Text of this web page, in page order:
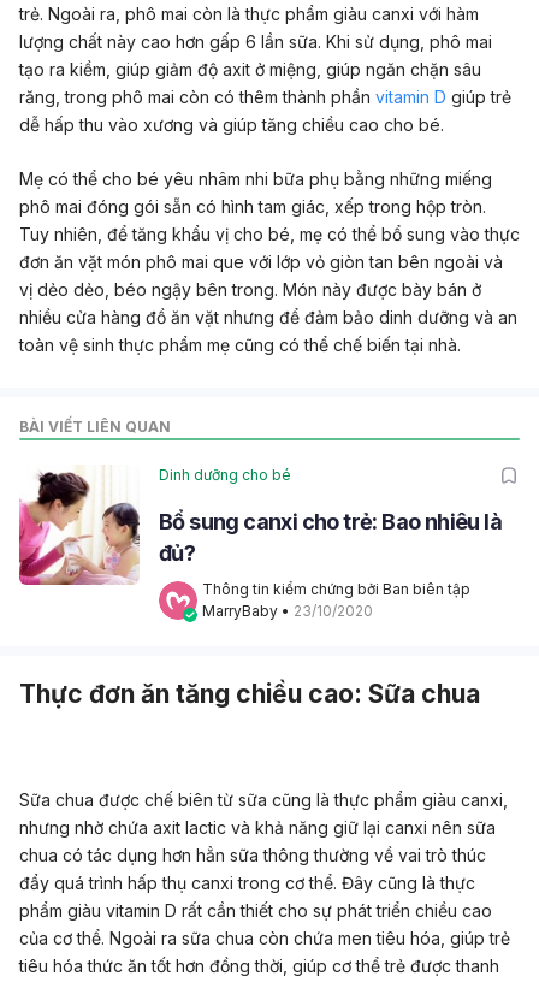
trẻ. Ngoài ra, phô mai còn là thực phẩm giàu canxi với hàm
lượng chất này cao hơn gấp 6 lần sữa. Khi sử dụng, phô mai
tạo ra kiềm, giúp giảm độ axit ở miệng, giúp ngăn chặn sâu
răng, trong phô mai còn có thêm thành phần vitamin D giúp trẻ
dễ hấp thu vào xương và giúp tăng chiều cao cho bé.
Mẹ có thể cho bé yêu nhâm nhi bữa phụ bằng những miếng
phô mai đóng gói sẵn có hình tam giác, xếp trong hộp tròn.
Tuy nhiên, để tăng khẩu vị cho bé, mẹ có thể bổ sung vào thực
đơn ăn vặt món phô mai que với lớp vỏ giòn tan bên ngoài và
vị dẻo dẻo, béo ngậy bên trong. Món này được bày bán ở
nhiều cửa hàng đồ ăn vặt nhưng để đảm bảo dinh dưỡng và an
toàn vệ sinh thực phẩm mẹ cũng có thể chế biến tại nhà.
BÀI VIẾT LIÊN QUAN
Dinh dưỡng cho bé
Bổ sung canxi cho trẻ: Bao nhiêu là
đủ?
Thông tin kiểm chứng bởi Ban biên tập
MarryBaby • 23/10/2020
Thực đơn ăn tăng chiều cao: Sữa chua
Sữa chua được chế biên từ sữa cũng là thực phẩm giàu canxi,
nhưng nhờ chứa axit lactic và khả năng giữ lại canxi nên sữa
chua có tác dụng hơn hẳn sữa thông thường về vai trò thúc
đẩy quá trình hấp thụ canxi trong cơ thể. Đây cũng là thực
phẩm giàu vitamin D rất cần thiết cho sự phát triển chiều cao
của cơ thể. Ngoài ra sữa chua còn chứa men tiêu hóa, giúp trẻ
tiêu hóa thức ăn tốt hơn đồng thời, giúp cơ thể trẻ được thanh